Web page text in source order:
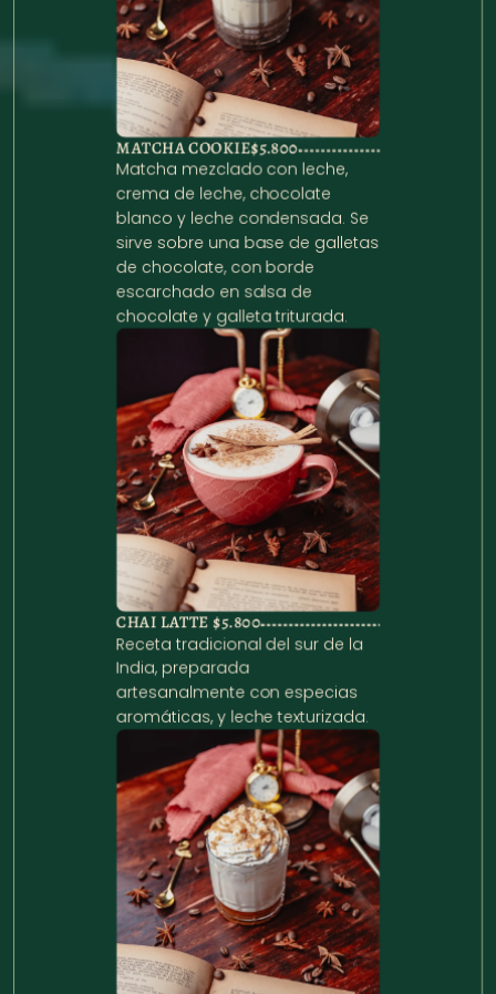
MATCHA COOKIE$5.800
Matcha mezclado con leche,
crema de leche, chocolate
blanco y leche condensada. Se
sirve sobre una base de galletas
de chocolate, con borde
escarchado en salsa de
chocolate y galleta triturada.
CHAI LATTE $5.800
Receta tradicional del sur de la
India, preparada
artesanalmente con especias
aromáticas, y leche texturizada.